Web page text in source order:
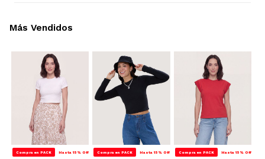
Compra en PACK Hasta 15% Off Compra en PACK Hasta 15% Off Compra en PACK Hasta 15% Off
Más Vendidos